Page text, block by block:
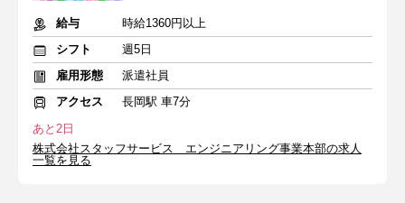
給与
時給1360円以上
シフト
週5日
雇用形態
派遣社員
アクセス
長岡駅 車7分
あと2日
株式会社スタッフサービス エンジニアリング事業本部の求人
一覧を見る